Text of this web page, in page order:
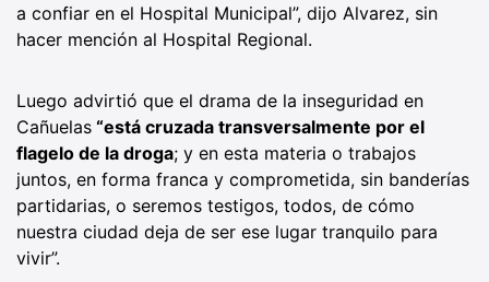
a confiar en el Hospital Municipal”, dijo Alvarez, sin
hacer mención al Hospital Regional.
Luego advirtió que el drama de la inseguridad en
Cañuelas “está cruzada transversalmente por el
flagelo de la droga; y en esta materia o trabajos
juntos, en forma franca y comprometida, sin banderías
partidarias, o seremos testigos, todos, de cómo
nuestra ciudad deja de ser ese lugar tranquilo para
vivir”.